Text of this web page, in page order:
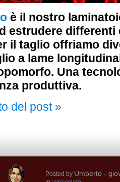
è il nostro
laminare ed estrudere
impasti. Per il taglio offriamo
come il taglio a lame
robot antropomorfo. Una
produttiva.
del post »
Posted by Umberto -